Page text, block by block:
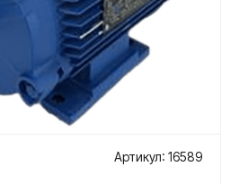
Артикул: 16589